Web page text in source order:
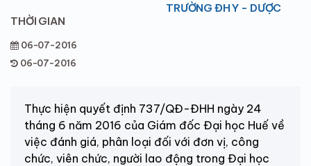
TRƯỜNG ĐH Y - DƯỢC
THỜI GIAN
06-07-2016
06-07-2016
Thực hiện quyết định 737/QĐ-ĐHH ngày 24
tháng 6 năm 2016 của Giám đốc Đại học Huế về
việc đánh giá, phân loại đối với đơn vị, công
chức, viên chức, người lao động trong Đại học